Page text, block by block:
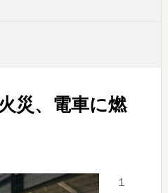
災、電車に燃
１